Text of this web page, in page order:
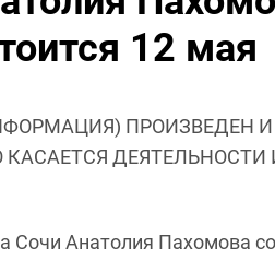
12 мая
ПРОИЗВЕДЕН
ДЕЯТЕЛЬНОСТИ
Сочи Анатолия Пахомова